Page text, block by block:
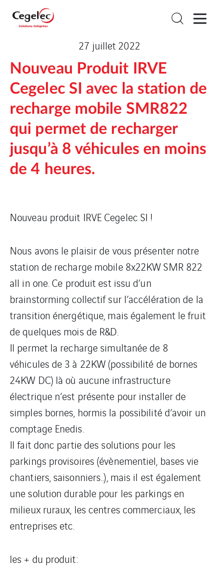
27 juillet 2022
Nouveau Produit IRVE
Cegelec SI avec la station de
recharge mobile SMR822
qui permet de recharger
jusqu’à 8 véhicules en moins
de 4 heures.
Nouveau produit IRVE Cegelec SI !
Nous avons le plaisir de vous présenter notre
station de recharge mobile 8x22KW SMR 822
all in one. Ce produit est issu d’un
brainstorming collectif sur l’accélération de la
transition énergétique, mais également le fruit
de quelques mois de R&D.
Il permet la recharge simultanée de 8
véhicules de 3 à 22KW (possibilité de bornes
24KW DC) là où aucune infrastructure
électrique n’est présente pour installer de
simples bornes, hormis la possibilité d’avoir un
comptage Enedis.
Il fait donc partie des solutions pour les
parkings provisoires (évènementiel, bases vie
chantiers, saisonniers..), mais il est également
une solution durable pour les parkings en
milieux ruraux, les centres commerciaux, les
entreprises etc.
les + du produit: